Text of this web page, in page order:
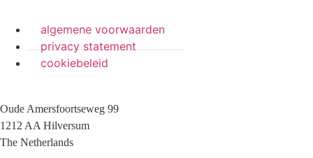
algemene voorwaarden
privacy statement
cookiebeleid
Oude Amersfoortseweg 99
1212 AA Hilversum
The Netherlands